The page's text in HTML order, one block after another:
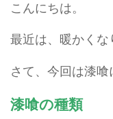
こんにちは。
最近は、暖かくな
さて、今回は漆喰
漆喰の種類